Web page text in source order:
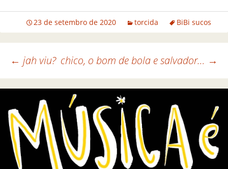
23 de setembro de 2020 torcida BiBi sucos
Navegação de posts
← jah viu? chico, o bom de bola e salvador… →